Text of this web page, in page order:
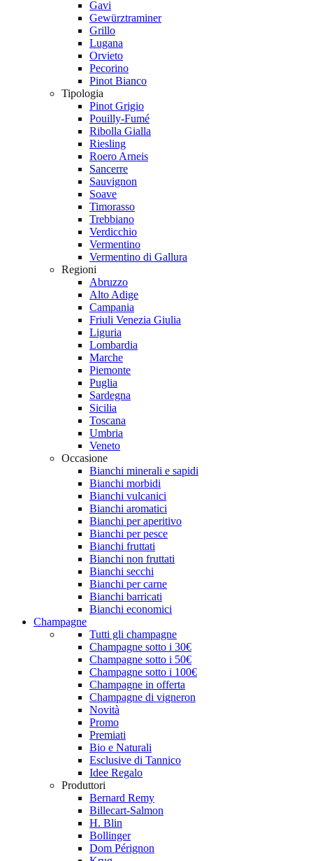
Gavi
Gewürztraminer
Grillo
Lugana
Orvieto
Pecorino
Pinot Bianco
Tipologia
Pinot Grigio
Pouilly-Fumé
Ribolla Gialla
Riesling
Roero Arneis
Sancerre
Sauvignon
Soave
Timorasso
Trebbiano
Verdicchio
Vermentino
Vermentino di Gallura
Regioni
Abruzzo
Alto Adige
Campania
Friuli Venezia Giulia
Liguria
Lombardia
Marche
Piemonte
Puglia
Sardegna
Sicilia
Toscana
Umbria
Veneto
Occasione
Bianchi minerali e sapidi
Bianchi morbidi
Bianchi vulcanici
Bianchi aromatici
Bianchi per aperitivo
Bianchi per pesce
Bianchi fruttati
Bianchi non fruttati
Bianchi secchi
Bianchi per carne
Bianchi barricati
Bianchi economici
Champagne
Tutti gli champagne
Champagne sotto i 30€
Champagne sotto i 50€
Champagne sotto i 100€
Champagne in offerta
Champagne di vigneron
Novità
Promo
Premiati
Bio e Naturali
Esclusive di Tannico
Idee Regalo
Produttori
Bernard Remy
Billecart-Salmon
H. Blin
Bollinger
Dom Pérignon